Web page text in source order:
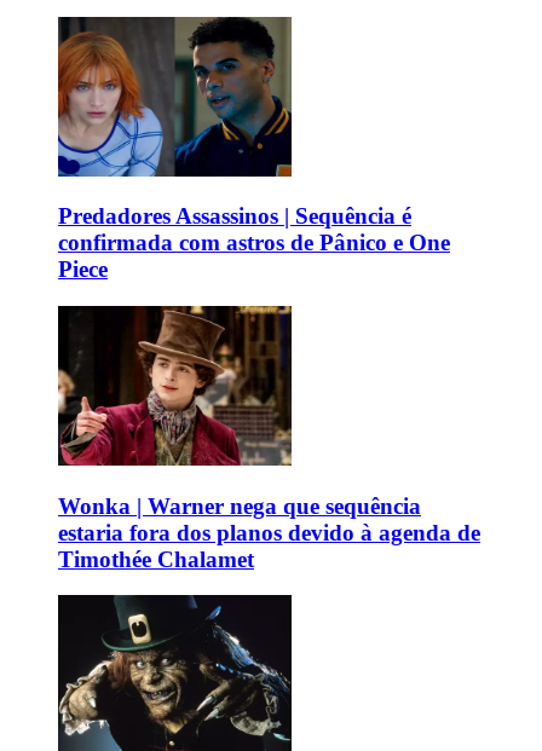
Predadores Assassinos | Sequência é
confirmada com astros de Pânico e One
Piece
Wonka | Warner nega que sequência
estaria fora dos planos devido à agenda de
Timothée Chalamet